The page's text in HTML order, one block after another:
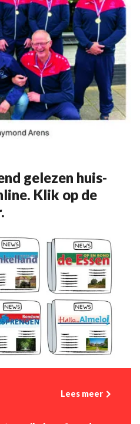
gelezen huis-
Klik op de
Lees meer